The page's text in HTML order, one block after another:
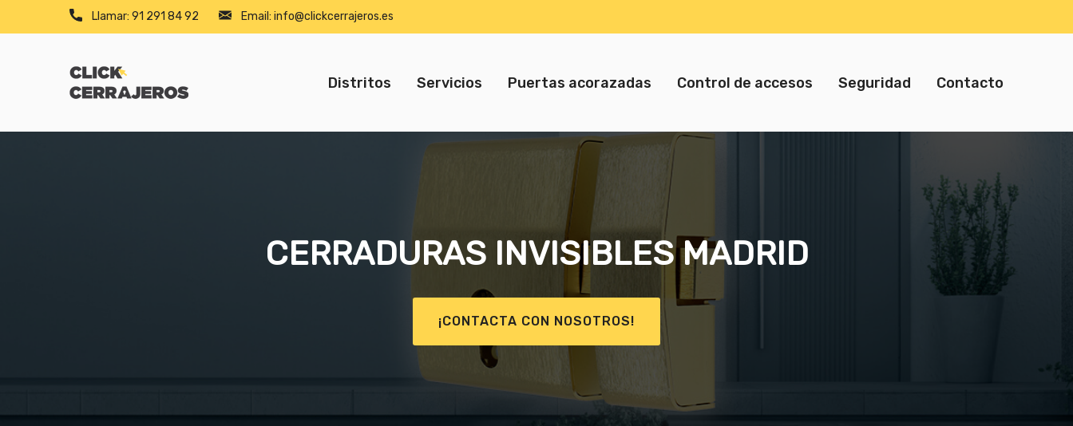
Llamar: 91 291 84 92 Email: info@clickcerrajeros.es
Distritos Servicios Puertas acorazadas Control de accesos Seguridad Contacto
CERRADURAS INVISIBLES MADRID
¡CONTACTA CON NOSOTROS!